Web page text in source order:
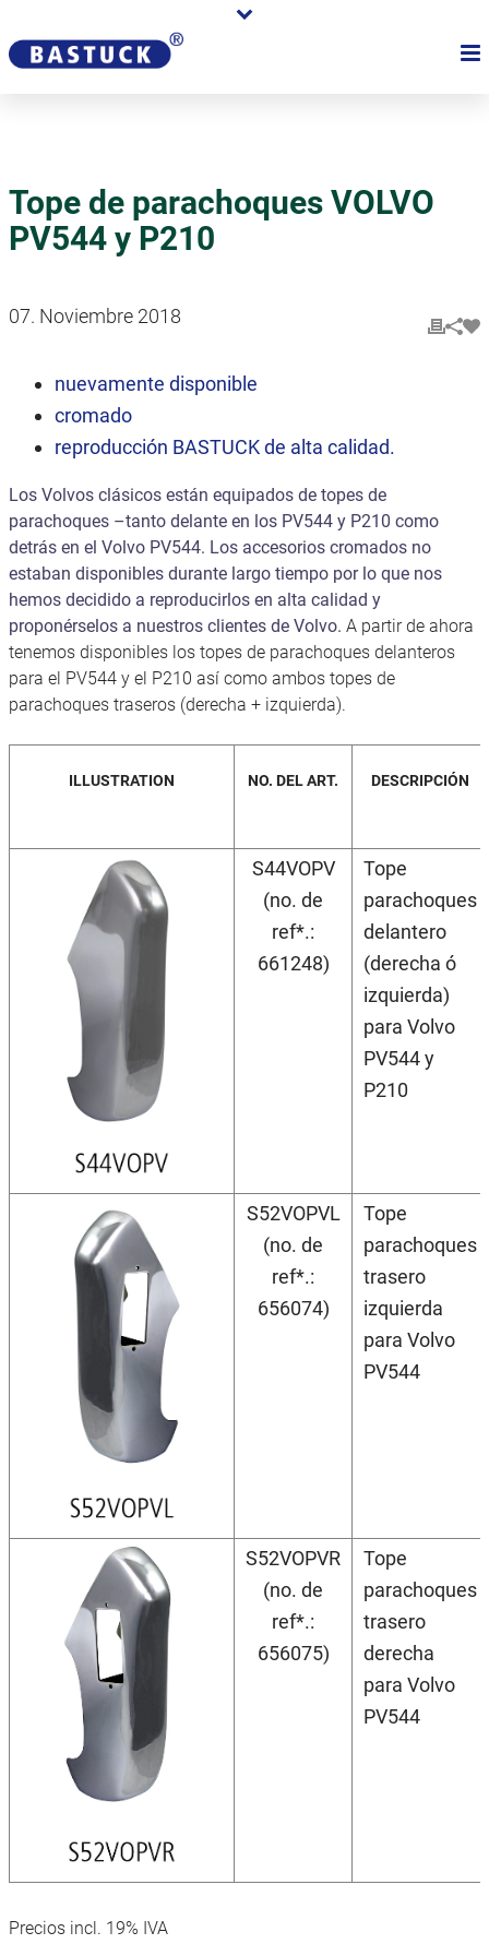
Tope de parachoques VOLVO
PV544 y P210
07. Noviembre 2018
nuevamente disponible
cromado
reproducción BASTUCK de alta calidad.
Los Volvos clásicos están equipados de topes de
parachoques –tanto delante en los PV544 y P210 como
detrás en el Volvo PV544. Los accesorios cromados no
estaban disponibles durante largo tiempo por lo que nos
hemos decidido a reproducirlos en alta calidad y
proponérselos a nuestros clientes de Volvo. A partir de ahora
tenemos disponibles los topes de parachoques delanteros
para el PV544 y el P210 así como ambos topes de
parachoques traseros (derecha + izquierda).
ILLUSTRATION NO. DEL ART. DESCRIPCIÓN
S44VOPV
(no. de
ref*.:
661248)
Tope
parachoques
delantero
(derecha ó
izquierda)
para Volvo
PV544 y
P210
S52VOPVL
(no. de
ref*.:
656074)
Tope
parachoques
trasero
izquierda
para Volvo
PV544
S52VOPVR
(no. de
ref*.:
656075)
Tope
parachoques
trasero
derecha
para Volvo
PV544
Precios incl. 19% IVA